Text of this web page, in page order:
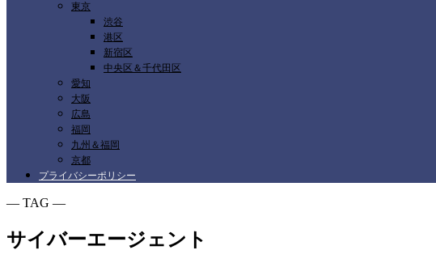
東京
渋谷
港区
新宿区
中央区＆千代田区
愛知
大阪
広島
福岡
九州＆福岡
京都
プライバシーポリシー
― TAG ―
サイバーエージェント